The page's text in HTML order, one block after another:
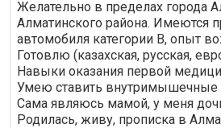
Желательно в пределах города
Алматинского района. Имеются
автомобиля категории B, опыт
Готовлю (казахская, русская,
Навыки оказания первой
Умею ставить внутримышечные
Сама являюсь мамой, у меня
Родилась, живу, прописка в